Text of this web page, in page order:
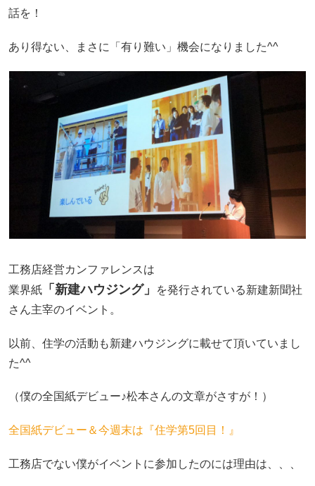
話を！
あり得ない、まさに「有り難い」機会になりました^^
工務店経営カンファレンスは
業界紙「新建ハウジング」
を発行されている新建新聞社
さん主宰のイベント。
以前、住学の活動も新建ハウジングに載せて頂いていまし
た^^
（僕の全国紙デビュー♪松本さんの文章がさすが！）
全国紙デビュー＆今週末は『住学第5回目！』
工務店でない僕がイベントに参加したのには理由は、、、